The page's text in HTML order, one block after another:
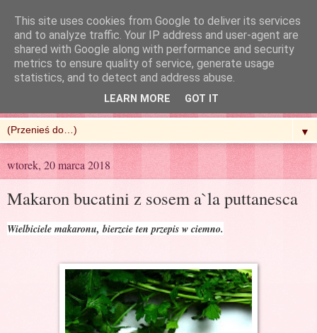
R'n'G Kitchen
▼
wtorek, 20 marca 2018
Makaron bucatini z sosem a`la puttanesca
Wielbiciele makaronu, bierzcie ten przepis w ciemno.
This site uses cookies from Google to deliver its services
and to analyze traffic. Your IP address and user-agent are
shared with Google along with performance and security
metrics to ensure quality of service, generate usage
statistics, and to detect and address abuse.
LEARN MORE GOT IT